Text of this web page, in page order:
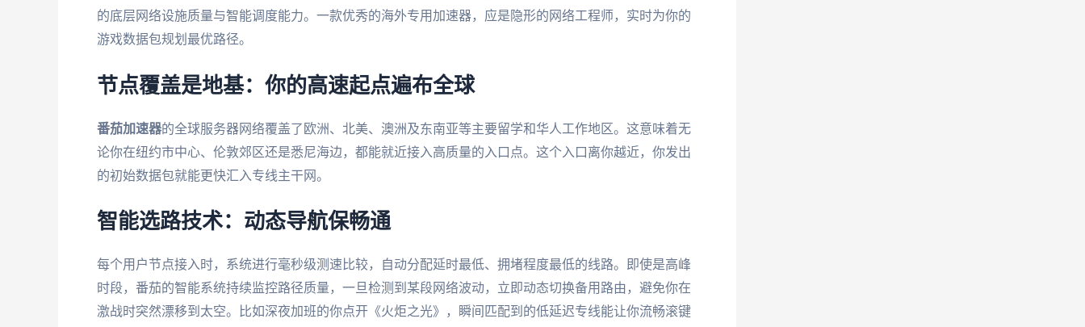
的底层网络设施质量与智能调度能力。一款优秀的海外专用加速器，应是隐形的网络工程师，实时为你的
游戏数据包规划最优路径。
节点覆盖是地基：你的高速起点遍布全球
番茄加速器的全球服务器网络覆盖了欧洲、北美、澳洲及东南亚等主要留学和华人工作地区。这意味着无
论你在纽约市中心、伦敦郊区还是悉尼海边，都能就近接入高质量的入口点。这个入口离你越近，你发出
的初始数据包就能更快汇入专线主干网。
智能选路技术：动态导航保畅通
每个用户节点接入时，系统进行毫秒级测速比较，自动分配延时最低、拥堵程度最低的线路。即使是高峰
时段，番茄的智能系统持续监控路径质量，一旦检测到某段网络波动，立即动态切换备用路由，避免你在
激战时突然漂移到太空。比如深夜加班的你点开《火炬之光》，瞬间匹配到的低延迟专线能让你流畅滚键